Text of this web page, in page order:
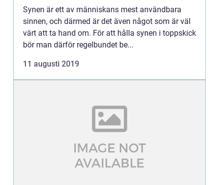
Synen är ett av människans mest användbara
sinnen, och därmed är det även något som är väl
värt att ta hand om. För att hålla synen i toppskick
bör man därför regelbundet be...
11 augusti 2019